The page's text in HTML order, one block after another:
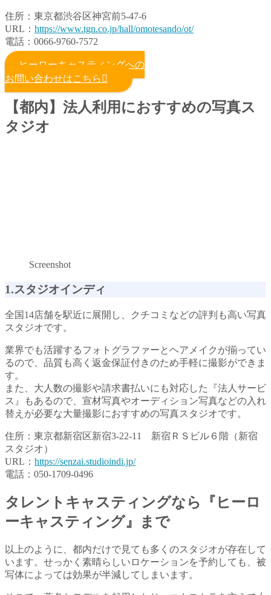
住所：東京都渋谷区神宮前5-47-6
URL： https://www.tgn.co.jp/hall/omotesando/ot/
電話：0066-9760-7572
ヒーローキャスティングへの
お問い合わせはこちら
【都内】法人利用におすすめの写真ス
タジオ
Screenshot
1.スタジオインディ
全国14店舗を駅近に展開し、クチコミなどの評判も高い写真
スタジオです。
業界でも活躍するフォトグラファーとヘアメイクが揃ってい
るので、品質も高く返金保証付きのため手軽に撮影ができま
す。
また、大人数の撮影や請求書払いにも対応した『法人サービ
ス』もあるので、宣材写真やオーディション写真などの入れ
替えが必要な大量撮影におすすめの写真スタジオです。
住所：東京都新宿区新宿3-22-11 新宿ＲＳビル６階（新宿
スタジオ）
URL： https://senzai.studioindi.jp/
電話：050-1709-0496
タレントキャスティングなら『ヒーロ
ーキャスティング』まで
以上のように、都内だけで見ても多くのスタジオが存在して
います。せっかく素晴らしいロケーションを予約しても、被
写体によっては効果が半減してしまいます。